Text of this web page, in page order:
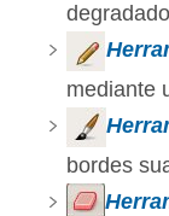
mediante
bordes